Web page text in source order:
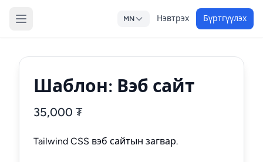
MN Нэвтрэх Бүртгүүлэх
Шаблон: Вэб сайт
35,000 ₮
Tailwind CSS вэб сайтын загвар.